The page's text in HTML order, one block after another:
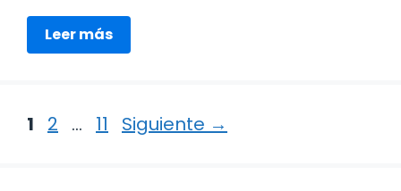
Leer más
Página
1 Página
2 … Página
11 Siguiente →